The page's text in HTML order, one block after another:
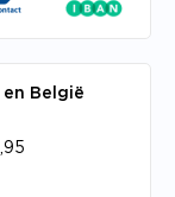
België